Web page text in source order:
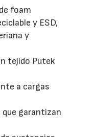
foam
y ESD,
y
tejido Putek
a cargas
garantizan